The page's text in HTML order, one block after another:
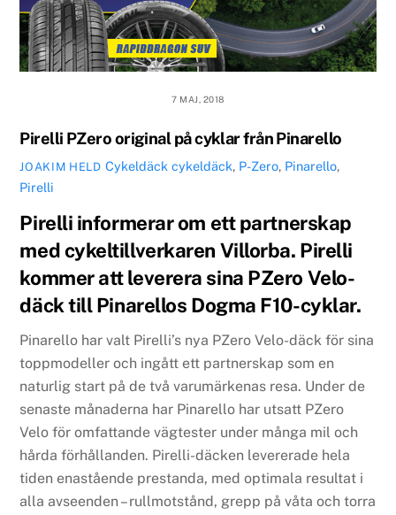
7 MAJ, 2018
Pirelli PZero original på cyklar från Pinarello
JOAKIM HELD Cykeldäck cykeldäck, P-Zero, Pinarello,
Pirelli
Pirelli informerar om ett partnerskap
med cykeltillverkaren Villorba. Pirelli
kommer att leverera sina PZero Velo-
däck till Pinarellos Dogma F10-cyklar.
Pinarello har valt Pirelli’s nya PZero Velo-däck för sina
toppmodeller och ingått ett partnerskap som en
naturlig start på de två varumärkenas resa. Under de
senaste månaderna har Pinarello har utsatt PZero
Velo för omfattande vägtester under många mil och
hårda förhållanden. Pirelli-däcken levererade hela
tiden enastående prestanda, med optimala resultat i
alla avseenden – rullmotstånd, grepp på våta och torra